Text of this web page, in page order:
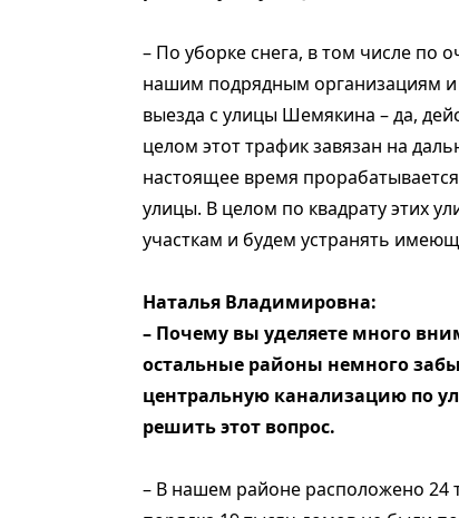
– По уборке снега, в том числе по
нашим подрядным организациям и
выезда с улицы Шемякина – да,
целом этот трафик завязан на
настоящее время
улицы. В целом по квадрату этих
участкам и будем устранять
Наталья Владимировна:
– Почему вы уделяете много
остальные районы немного
центральную канализацию по
решить этот вопрос.
– В нашем районе расположено 24